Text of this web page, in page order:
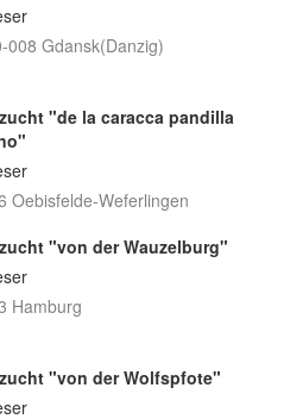
008 Gdansk(Danzig)
"de la caracca pandilla
Oebisfelde-Weferlingen
"von der Wauzelburg"
Hamburg
"von der Wolfspfote"